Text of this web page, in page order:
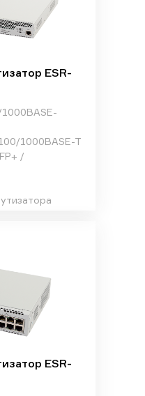
ESR-
1000BASE-T
/
ESR-